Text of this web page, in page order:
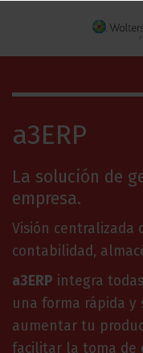
a3ERP
La solución de
empresa.
Visión centralizada
contabilidad,
a3ERP integra
una forma rápida
aumentar tu
facilitar la toma de